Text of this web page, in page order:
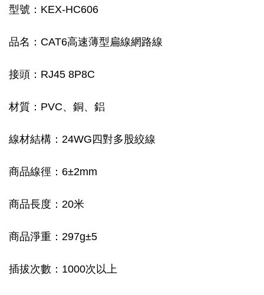
型號：KEX-HC606
品名：CAT6高速薄型扁線網路線
接頭：RJ45 8P8C
材質：PVC、銅、鋁
線材結構：24WG四對多股絞線
商品線徑：6±2mm
商品長度：20米
商品淨重：297g±5
插拔次數：1000次以上